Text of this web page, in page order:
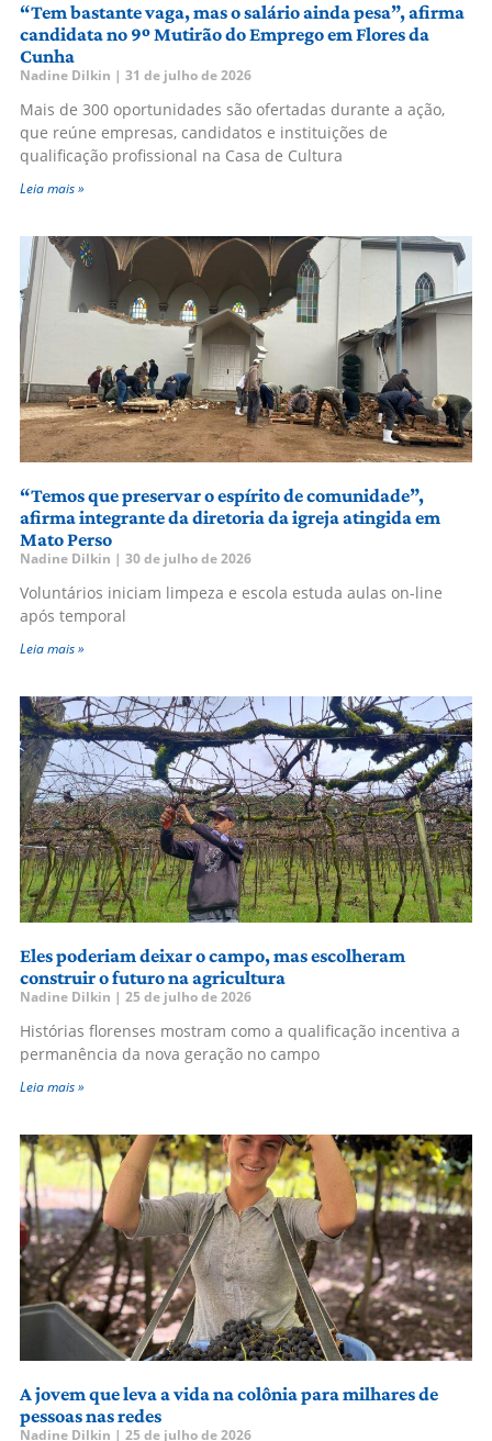
“Tem bastante vaga, mas o salário ainda pesa”, afirma
candidata no 9º Mutirão do Emprego em Flores da
Cunha
Nadine Dilkin 31 de julho de 2026
Mais de 300 oportunidades são ofertadas durante a ação,
que reúne empresas, candidatos e instituições de
qualificação profissional na Casa de Cultura
Leia mais »
“Temos que preservar o espírito de comunidade”,
afirma integrante da diretoria da igreja atingida em
Mato Perso
Nadine Dilkin 30 de julho de 2026
Voluntários iniciam limpeza e escola estuda aulas on-line
após temporal
Leia mais »
Eles poderiam deixar o campo, mas escolheram
construir o futuro na agricultura
Nadine Dilkin 25 de julho de 2026
Histórias florenses mostram como a qualificação incentiva a
permanência da nova geração no campo
Leia mais »
A jovem que leva a vida na colônia para milhares de
pessoas nas redes
Nadine Dilkin 25 de julho de 2026